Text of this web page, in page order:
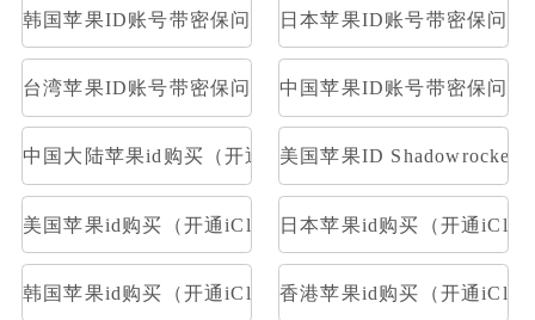
韩国苹果ID账号带密保问题及答案日本苹果ID账号带密保问题
台湾苹果ID账号带密保问题及答案中国苹果ID账号带密保问题
中国大陆苹果id购买（开通iCloud）美国苹果ID Shadowrocket
美国苹果id购买（开通iCloud）日本苹果id购买（开通
韩国苹果id购买（开通iCloud）香港苹果id购买（开通